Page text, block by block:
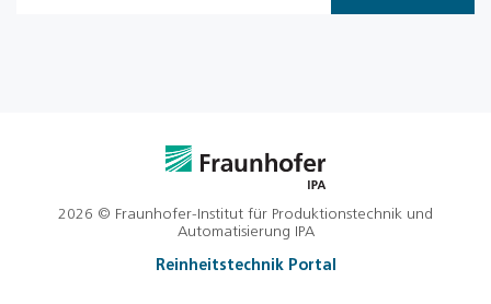
2026 © Fraunhofer-Institut für Produktionstechnik und
Automatisierung IPA
Reinheitstechnik Portal